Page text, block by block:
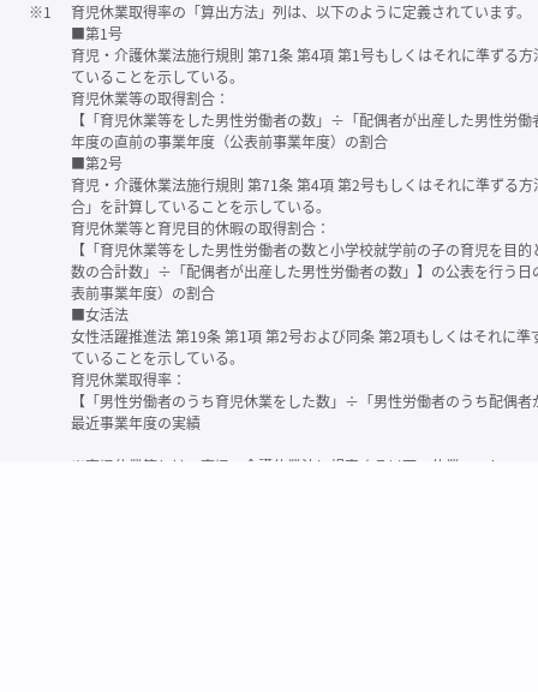
※1
育児休業取得率の「算出方法」列は、以下のように定義されています。
■第1号
育児・介護休業法施行規則 第71条 第4項 第1号もしくはそれに準ずる
ていることを示している。
育児休業等の取得割合：
【「育児休業等をした男性労働者の数」÷「配偶者が出産した男性労
年度の直前の事業年度（公表前事業年度）の割合
■第2号
育児・介護休業法施行規則 第71条 第4項 第2号もしくはそれに準ずる
合」を計算していることを示している。
育児休業等と育児目的休暇の取得割合：
【「育児休業等をした男性労働者の数と小学校就学前の子の育児を目
数の合計数」÷「配偶者が出産した男性労働者の数」】の公表を行う
表前事業年度）の割合
■女活法
女性活躍推進法 第19条 第1項 第2号および同条 第2項もしくはそれに
ていることを示している。
育児休業取得率：
【「男性労働者のうち育児休業をした数」÷「男性労働者のうち配偶
最近事業年度の実績
※育児休業等とは、育児・介護休業法に規定する以下の休業のこと